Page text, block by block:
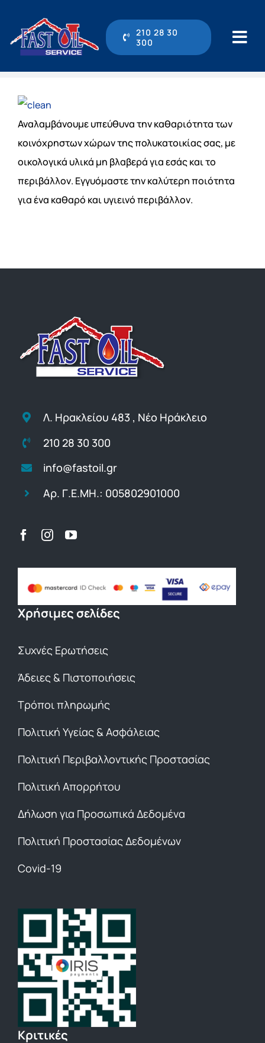
περιεχόμενο
210 28 30
300
Αρχική
Η εταιρεία
Υπηρεσίες
ΤΙΜΕΣ
Blog
Αναλαμβάνουμε υπεύθυνα την καθαριότητα των
κοινόχρηστων χώρων της πολυκατοικίας σας, με
οικολογικά υλικά μη βλαβερά για εσάς και το
περιβάλλον. Εγγυόμαστε την καλύτερη ποιότητα
για ένα καθαρό και υγιεινό περιβάλλον.
Λ. Ηρακλείου 483 , Νέο Ηράκλειο
210 28 30 300
info@fastoil.gr
Αρ. Γ.Ε.ΜΗ.: 005802901000
Χρήσιμες σελίδες
Συχνές Ερωτήσεις
Άδειες & Πιστοποιήσεις
Τρόποι πληρωμής
Πολιτική Υγείας & Ασφάλειας
Πολιτική Περιβαλλοντικής Προστασίας
Πολιτική Απορρήτου
Δήλωση για Προσωπικά Δεδομένα
Πολιτική Προστασίας Δεδομένων
Covid-19
Κριτικές